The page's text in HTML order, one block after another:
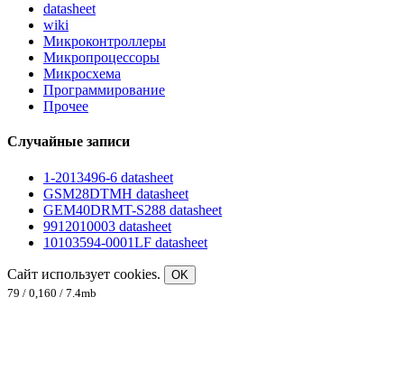
datasheet
wiki
Микроконтроллеры
Микропроцессоры
Микросхема
Программирование
Прочее
Случайные записи
1-2013496-6 datasheet
GSM28DTMH datasheet
GEM40DRMT-S288 datasheet
9912010003 datasheet
10103594-0001LF datasheet
Сайт использует cookies.
OK
79 / 0,160 / 7.4mb